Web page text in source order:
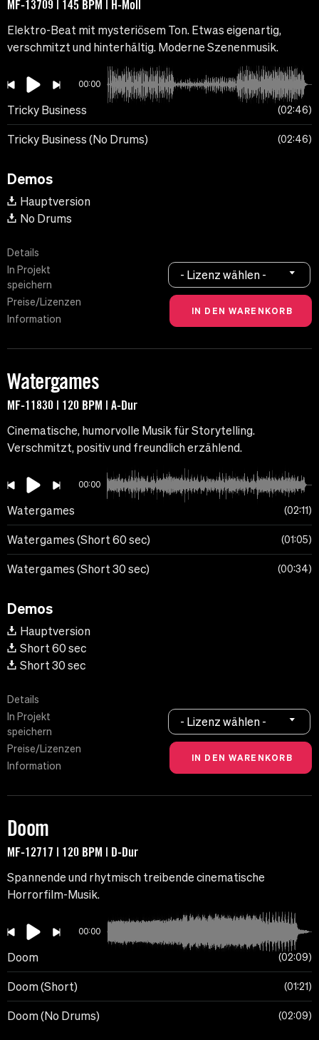
MF-13709 | 145 BPM | H-Moll
Elektro-Beat mit mysteriösem Ton. Etwas eigenartig,
verschmitzt und hinterhältig. Moderne Szenenmusik.
00:00
Tricky Business 02:46
Tricky Business (No Drums) 02:46
Demos
Hauptversion
No Drums
Details
In Projekt
speichern
Preise/Lizenzen
Information
- Lizenz wählen -
Watergames
MF-11830 | 120 BPM | A-Dur
Cinematische, humorvolle Musik für Storytelling.
Verschmitzt, positiv und freundlich erzählend.
00:00
Watergames 02:11
Watergames (Short 60 sec) 01:05
Watergames (Short 30 sec) 00:34
Demos
Hauptversion
Short 60 sec
Short 30 sec
Details
In Projekt
speichern
Preise/Lizenzen
Information
- Lizenz wählen -
Doom
MF-12717 | 120 BPM | D-Dur
Spannende und rhytmisch treibende cinematische
Horrorfilm-Musik.
00:00
Doom 02:09
Doom (Short) 01:21
Doom (No Drums) 02:09